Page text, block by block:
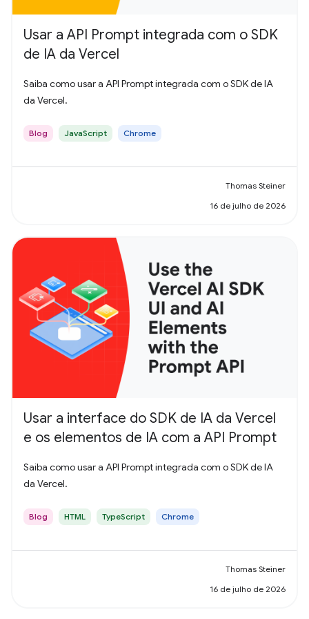
Usar a API Prompt integrada com o SDK
de IA da Vercel
Saiba como usar a API Prompt integrada com o SDK de IA
da Vercel.
Blog JavaScript Chrome
Thomas Steiner
16 de julho de 2026
Usar a interface do SDK de IA da Vercel
e os elementos de IA com a API Prompt
Saiba como usar a API Prompt integrada com o SDK de IA
da Vercel.
Blog HTML TypeScript Chrome
Thomas Steiner
16 de julho de 2026